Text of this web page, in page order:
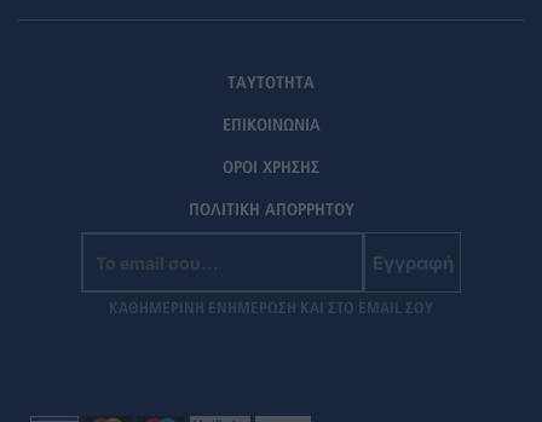
ΤΑΥΤΟΤΗΤΑ
ΕΠΙΚΟΙΝΩΝΙΑ
ΟΡΟΙ ΧΡΗΣΗΣ
ΠΟΛΙΤΙΚΗ ΑΠΟΡΡΗΤΟΥ
Εγγραφή
ΚΑΘΗΜΕΡΙΝΗ ΕΝΗΜΕΡΩΣΗ ΚΑΙ ΣΤΟ EMAIL ΣΟΥ